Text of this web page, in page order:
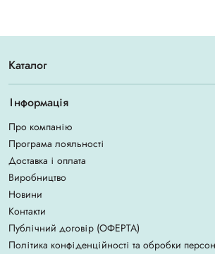
Каталог
Інформація
Про компанію
Програма лояльності
Доставка і оплата
Виробництво
Новини
Контакти
Публічний договір (ОФЕРТА)
Політика конфіденційності та обробки